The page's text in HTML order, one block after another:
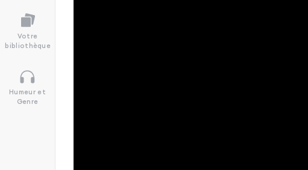
Votre
bibliothèque
Humeur et
Genre